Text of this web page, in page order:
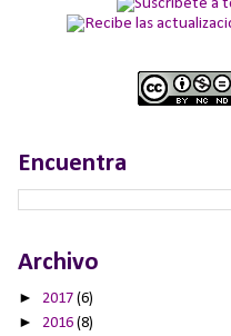
Encuentra
Archivo
► 2017 (6)
► 2016 (8)